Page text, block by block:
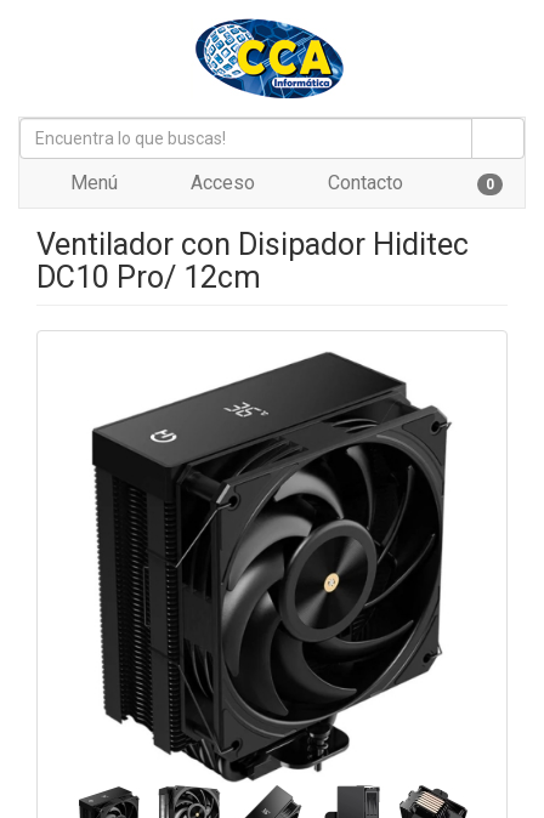
Menú Acceso Contacto 0
Ventilador con Disipador Hiditec
DC10 Pro/ 12cm